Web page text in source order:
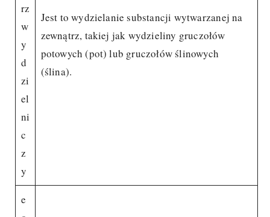
rz
w
y
d
zi
el
ni
c
z
y
Jest to wydzielanie substancji wytwarzanej na
zewnątrz, takiej jak wydzieliny gruczołów
potowych (pot) lub gruczołów ślinowych
(ślina).
e